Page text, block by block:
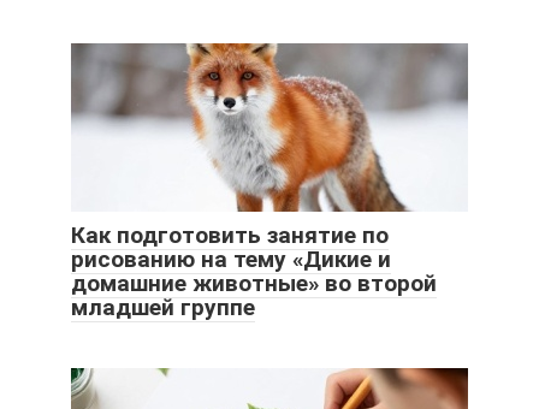
Как подготовить занятие по
рисованию на тему «Дикие и
домашние животные» во второй
младшей группе